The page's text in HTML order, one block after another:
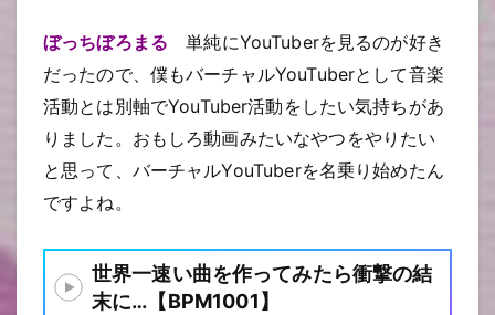
ぼっちぼろまる 単純にYouTuberを見るのが好き
だったので、僕もバーチャルYouTuberとして音楽
活動とは別軸でYouTuber活動をしたい気持ちがあ
りました。おもしろ動画みたいなやつをやりたい
と思って、バーチャルYouTuberを名乗り始めたん
ですよね。
世界一速い曲を作ってみたら衝撃の結
末に…【BPM1001】